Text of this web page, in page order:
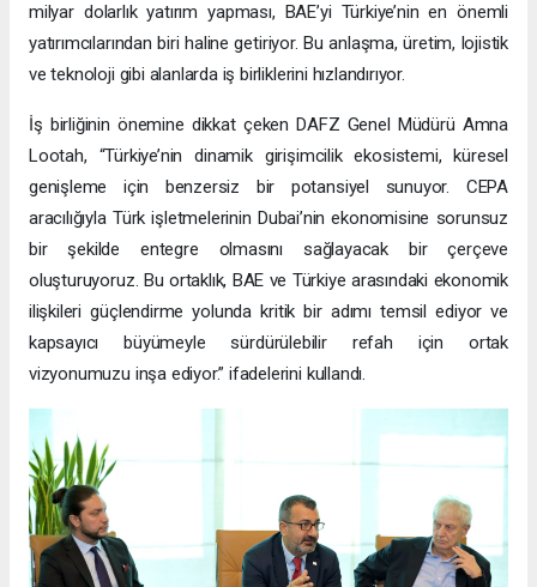
milyar dolarlık yatırım yapması, BAE’yi Türkiye’nin en önemli
yatırımcılarından biri haline getiriyor. Bu anlaşma, üretim, lojistik
ve teknoloji gibi alanlarda iş birliklerini hızlandırıyor.
İş birliğinin önemine dikkat çeken DAFZ Genel Müdürü Amna
Lootah, “Türkiye’nin dinamik girişimcilik ekosistemi, küresel
genişleme için benzersiz bir potansiyel sunuyor. CEPA
aracılığıyla Türk işletmelerinin Dubai’nin ekonomisine sorunsuz
bir şekilde entegre olmasını sağlayacak bir çerçeve
oluşturuyoruz. Bu ortaklık, BAE ve Türkiye arasındaki ekonomik
ilişkileri güçlendirme yolunda kritik bir adımı temsil ediyor ve
kapsayıcı büyümeyle sürdürülebilir refah için ortak
vizyonumuzu inşa ediyor.” ifadelerini kullandı.